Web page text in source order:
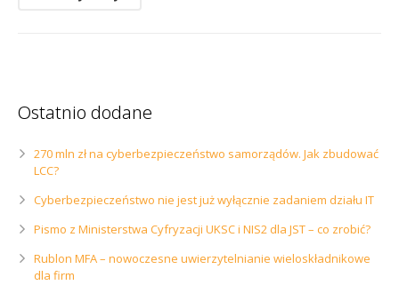
Ostatnio dodane
270 mln zł na cyberbezpieczeństwo samorządów. Jak zbudować
LCC?
Cyberbezpieczeństwo nie jest już wyłącznie zadaniem działu IT
Pismo z Ministerstwa Cyfryzacji UKSC i NIS2 dla JST – co zrobić?
Rublon MFA – nowoczesne uwierzytelnianie wieloskładnikowe
dla firm